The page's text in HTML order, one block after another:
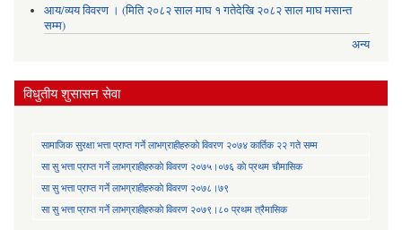
आय/व्यय विवरण । (मिति २०८२ साल माघ १ गतेदेखि २०८२ साल माघ मसान्त
सम्म)
अन्य
विधुतीय शुसासन सेवा
सामाजिक सुरक्षा भत्ता प्राप्त गर्ने लाभग्राहीहरुकाे विवरण २०७४ कार्तिक २२ गते सम्म
सा‍ सु भत्ता प्राप्त गर्ने लाभग्राहीहरुकाे विवरण २०७५।०७६ काे प्रथम चाैमासिक
सा‍ सु भत्ता प्राप्त गर्ने लाभग्राहीहरुकाे विवरण २०७८।७९
सा‍ सु भत्ता प्राप्त गर्ने लाभग्राहीहरुकाे विवरण २०७९।८० प्रथम त्रैमासिक